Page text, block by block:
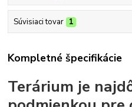
Súvisiaci tovar 1
Kompletné špecifikácie
Terárium je